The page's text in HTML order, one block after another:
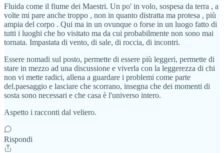
Fluida come il fiume dei Maestri. Un po' in volo, sospesa da terra , a
volte mi pare anche troppo , non in quanto distratta ma protesa , più
ampia del corpo . Qui ma in un ovunque o forse in un luogo fatto di
tutti i luoghi che ho visitato ma da cui probabilmente non sono mai
tornata. Impastata di vento, di sale, di roccia, di incontri.
Essere nomadi sul posto, permette di essere più leggeri, permette di
stare in mezzo ad una discussione e viverla con la leggerezza di chi
non vi mette radici, allena a guardare i problemi come parte
del.paesaggio e lasciare che scorrano, insegna che dei momenti di
sosta sono necessari e che casa è l'universo intero.
Aspetto i racconti dal veliero.
Rispondi